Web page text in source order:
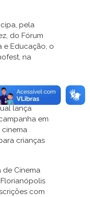
pela
do Fórum
e Educação, o
na
pela Infância
lança
em
crianças
de Cinema
com